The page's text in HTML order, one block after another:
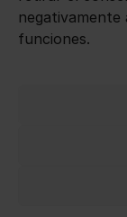
funciones.
Política de